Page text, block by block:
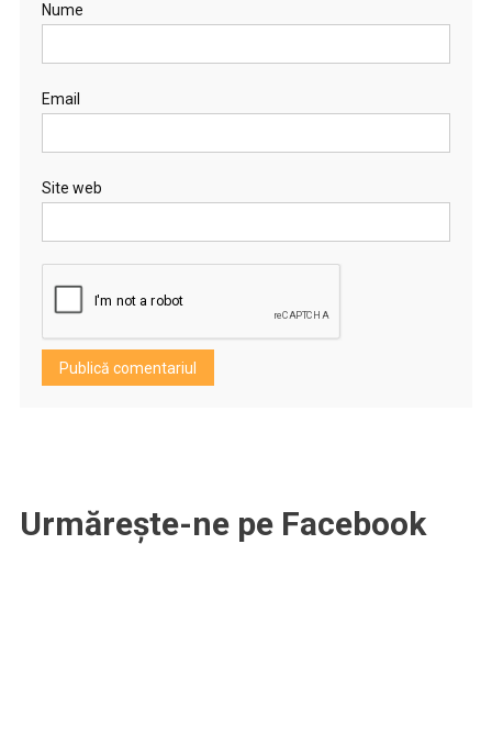
Nume
Email
Site web
Urmărește-ne pe Facebook